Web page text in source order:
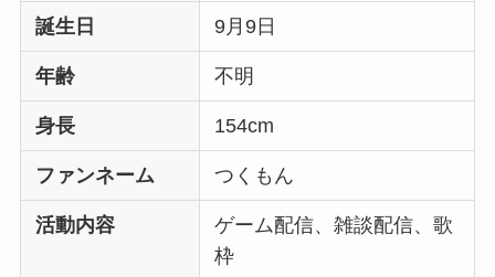
誕生日 9月9日
年齢 不明
身長 154cm
ファンネーム つくもん
活動内容
ゲーム配信、雑談配信、歌
枠